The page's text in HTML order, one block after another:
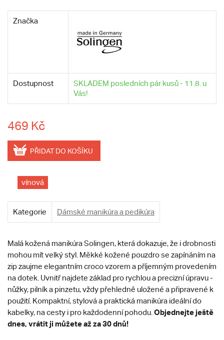
Značka
Dostupnost
SKLADEM posledních pár kusů - 11.8. u
Vás!
469 Kč
PŘIDAT DO KOŠÍKU
vínová
Kategorie Dámské manikúra a pedikúra
Malá kožená manikúra Solingen, která dokazuje, že i drobnosti
mohou mít velký styl. Měkké kožené pouzdro se zapínáním na
zip zaujme elegantním croco vzorem a příjemným provedením
na dotek. Uvnitř najdete základ pro rychlou a precizní úpravu -
nůžky, pilník a pinzetu, vždy přehledně uložené a připravené k
použití. Kompaktní, stylová a praktická manikúra ideální do
kabelky, na cesty i pro každodenní pohodu. Objednejte ještě
dnes, vrátit ji můžete až za 30 dnů!